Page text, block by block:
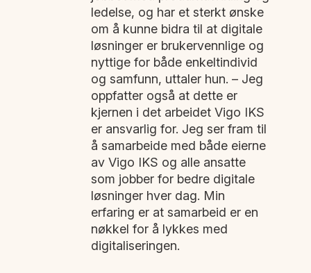
ledelse, og har et sterkt ønske
om å kunne bidra til at digitale
løsninger er brukervennlige og
nyttige for både enkeltindivid
og samfunn, uttaler hun. – Jeg
oppfatter også at dette er
kjernen i det arbeidet Vigo IKS
er ansvarlig for. Jeg ser fram til
å samarbeide med både eierne
av Vigo IKS og alle ansatte
som jobber for bedre digitale
løsninger hver dag. Min
erfaring er at samarbeid er en
nøkkel for å lykkes med
digitaliseringen.